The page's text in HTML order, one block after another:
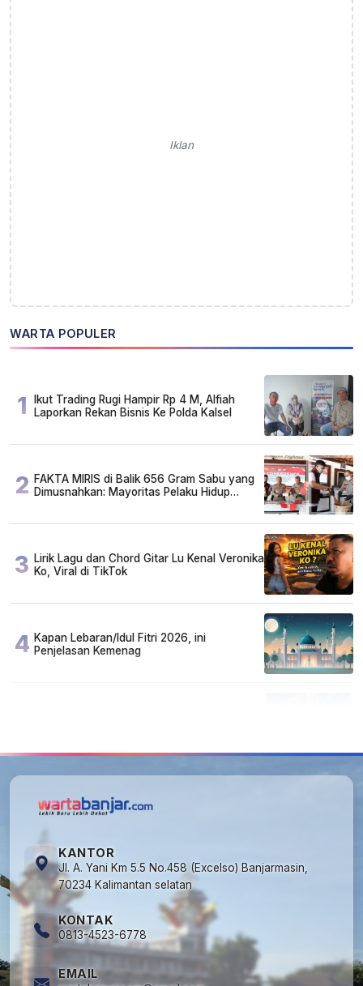
Iklan
WARTA POPULER
1
Ikut Trading Rugi Hampir Rp 4 M, Alfiah
Laporkan Rekan Bisnis Ke Polda Kalsel
2 FAKTA MIRIS di Balik 656 Gram Sabu yang
Dimusnahkan: Mayoritas Pelaku Hidup
3 Lirik Lagu dan Chord Gitar Lu Kenal Veronika
Ko, Viral di TikTok
4 Kapan Lebaran/Idul Fitri 2026, ini
Penjelasan Kemenag
KANTOR
Jl. A. Yani Km 5.5 No.458 (Excelso) Banjarmasin,
70234 Kalimantan selatan
KONTAK
0813-4523-6778
EMAIL